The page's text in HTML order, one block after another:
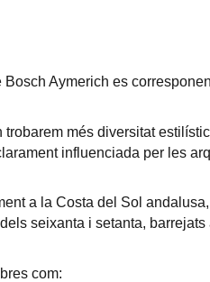
Bosch Aymerich es
més diversitat
influenciada per les
a la Costa del Sol
seixanta i setanta,
com: